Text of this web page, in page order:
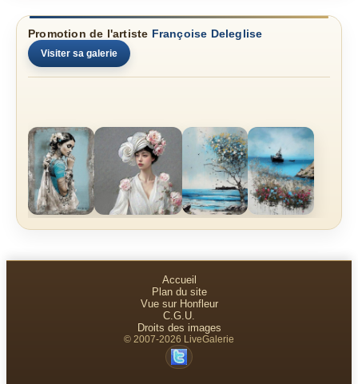
Promotion de l'artiste Françoise Deleglise
Visiter sa galerie
Accueil
Plan du site
Vue sur Honfleur
C.G.U.
Droits des images
© 2007-2026 LiveGalerie